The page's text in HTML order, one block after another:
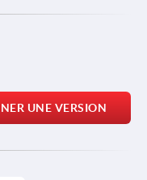
UNE VERSION